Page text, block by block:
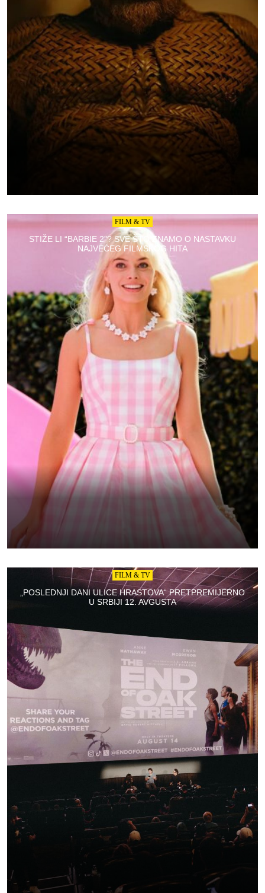
FILM & TV
STIŽE LI “BARBIE 2”? SVE ŠTO ZNAMO O NASTAVKU
NAJVEĆEG FILMSKOG HITA
FILM & TV
„POSLEDNJI DANI ULICE HRASTOVA“ PRETPREMIJERNO
U SRBIJI 12. AVGUSTA